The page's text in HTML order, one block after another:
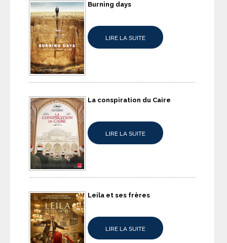
Burning days
LIRE LA SUITE
La conspiration du Caire
LIRE LA SUITE
Leila et ses frères
LIRE LA SUITE